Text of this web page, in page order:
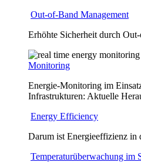
Out-of-Band Management
Erhöhte Sicherheit durch
Monitoring
Energie-Monitoring im
Infrastrukturen: Aktuelle
Energy Efficiency
Darum ist Energieeffizienz in
Temperaturüberwachung im